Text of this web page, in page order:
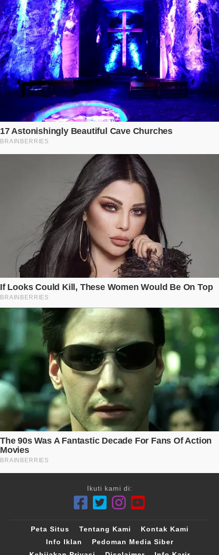
Ikuti kami di:
Peta Situs Tentang Kami
Kontak Kami
Info Iklan
Pedoman Media Siber